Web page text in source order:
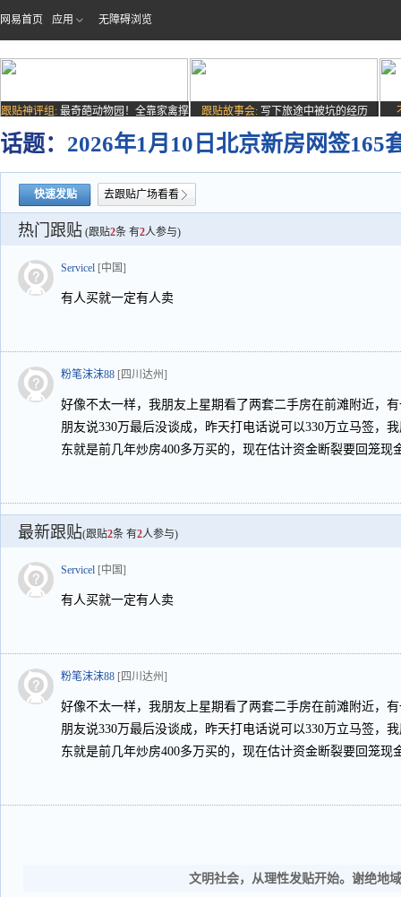
网易首页 应用 无障碍浏览
跟贴神评组: 最奇葩动物园！全靠家禽撑
跟贴故事会: 写下旅途中被坑的经历
话题： 2026年1月10日北京新房网签165
快速发贴 去跟贴广场看看
热门跟贴 (跟贴2条 有2人参与)
Servicel [中国]
有人买就一定有人卖
粉笔沫沫88 [四川达州]
好像不太一样，我朋友上星期看了两套二手房在前滩附近，
朋友说330万最后没谈成，昨天打电话说可以330万立马签，
东就是前几年炒房400多万买的，现在估计资金断裂要回笼现
最新跟贴(跟贴2条 有2人参与)
Servicel [中国]
有人买就一定有人卖
粉笔沫沫88 [四川达州]
好像不太一样，我朋友上星期看了两套二手房在前滩附近，
朋友说330万最后没谈成，昨天打电话说可以330万立马签，
东就是前几年炒房400多万买的，现在估计资金断裂要回笼现
文明社会，从理性发贴开始。谢绝地